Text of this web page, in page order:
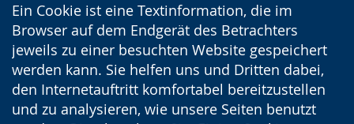
Ein Cookie ist eine Textinformation, die im
Browser auf dem Endgerät des Betrachters
jeweils zu einer besuchten Website gespeichert
werden kann. Sie helfen uns und Dritten dabei,
den Internetauftritt komfortabel bereitzustellen
und zu analysieren, wie unsere Seiten benutzt